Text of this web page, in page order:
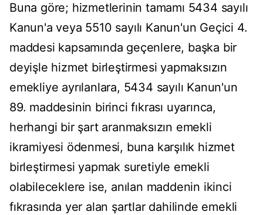
Buna göre; hizmetlerinin tamamı 5434 sayılı
Kanun'a veya 5510 sayılı Kanun'un Geçici 4.
maddesi kapsamında geçenlere, başka bir
deyişle hizmet birleştirmesi yapmaksızın
emekliye ayrılanlara, 5434 sayılı Kanun'un
89. maddesinin birinci fıkrası uyarınca,
herhangi bir şart aranmaksızın emekli
ikramiyesi ödenmesi, buna karşılık hizmet
birleştirmesi yapmak suretiyle emekli
olabileceklere ise, anılan maddenin ikinci
fıkrasında yer alan şartlar dahilinde emekli